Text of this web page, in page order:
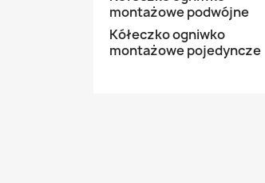
montażowe podwójne
Kółeczko ogniwko
montażowe pojedyncze